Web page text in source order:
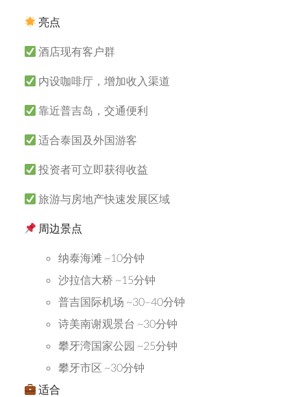
亮点
酒店现有客户群
内设咖啡厅，增加收入渠道
靠近普吉岛，交通便利
适合泰国及外国游客
投资者可立即获得收益
旅游与房地产快速发展区域
周边景点
纳泰海滩 ~10分钟
沙拉信大桥 ~15分钟
普吉国际机场 ~30–40分钟
诗美南谢观景台 ~30分钟
攀牙湾国家公园 ~25分钟
攀牙市区 ~30分钟
适合